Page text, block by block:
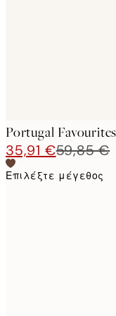
Portugal
35,91 €59,85 €
Επιλέξτε μέγεθος